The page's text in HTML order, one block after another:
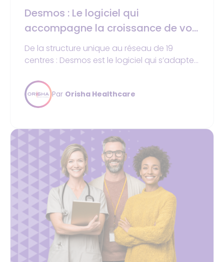
Desmos : Le logiciel qui
accompagne la croissance de vos
centres de santé
De la structure unique au réseau de 19
centres : Desmos est le logiciel qui s’adapte
Par Orisha Healthcare